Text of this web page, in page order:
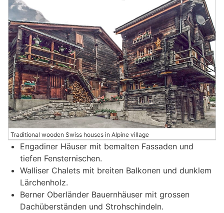
Traditional wooden Swiss houses in Alpine village
Engadiner Häuser mit bemalten Fassaden und
tiefen Fensternischen.
Walliser Chalets mit breiten Balkonen und dunklem
Lärchenholz.
Berner Oberländer Bauernhäuser mit grossen
Dachüberständen und Strohschindeln.